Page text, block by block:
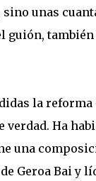
unas
guión,
la
verdad. Ha
una
Geroa Bai y